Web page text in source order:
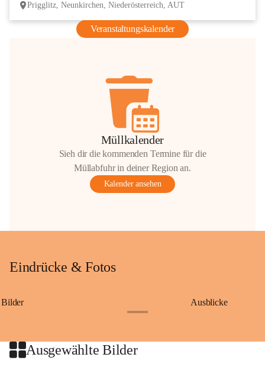
Prigglitz, Neunkirchen, Niederösterreich, AUT
Veranstaltungskalender
Müllkalender
Sieh dir die kommenden Termine für die
Müllabfuhr in deiner Region an.
Kalender ansehen
Eindrücke & Fotos
Bilder Ausblicke
Ausgewählte Bilder